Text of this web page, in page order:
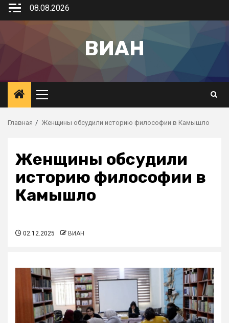
08.08.2026
ВИАН
Главная Женщины обсудили историю философии в Камышло
Женщины обсудили
историю философии в
Камышло
02.12.2025 ВИАН